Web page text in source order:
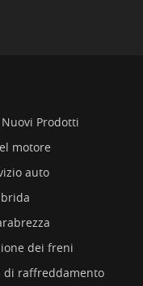
Nuovi Prodotti
motore
auto
dei freni
di raffreddamento